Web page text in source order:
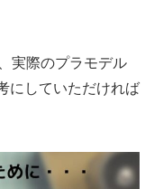
実際のプラモデル
にしていただければ